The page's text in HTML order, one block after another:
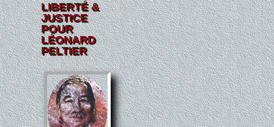
LIBERTÉ &
JUSTICE
POUR
LÉONARD
PELTIER